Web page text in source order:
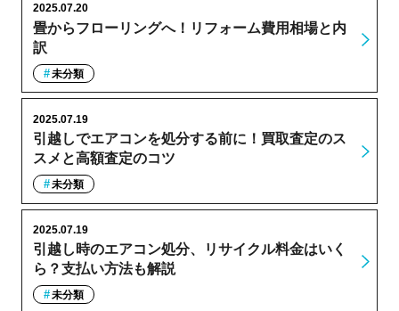
畳からフローリングへ！リフォーム費用相場と内
訳
2025.07.20
未分類
引越しでエアコンを処分する前に！買取査定のス
スメと高額査定のコツ
2025.07.19
未分類
引越し時のエアコン処分、リサイクル料金はいく
ら？支払い方法も解説
2025.07.19
未分類